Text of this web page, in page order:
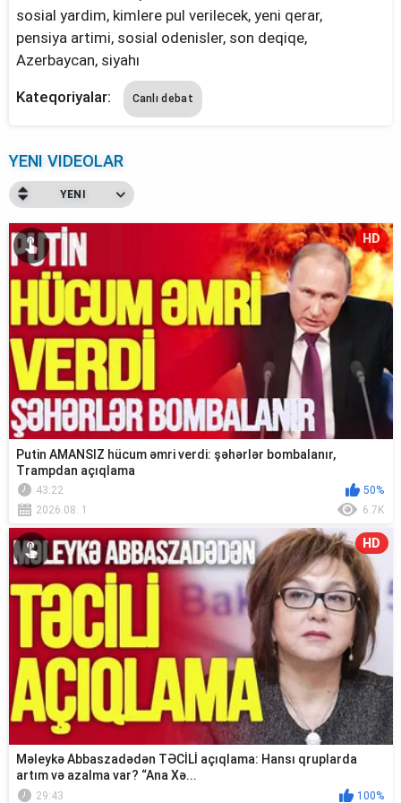
sosial yardim, kimlere pul verilecek, yeni qerar,
pensiya artimi, sosial odenisler, son deqiqe,
Azerbaycan, siyahı
Kateqoriyalar: Canlı debat
YENI VIDEOLAR
YENI
HD
Putin AMANSIZ hücum əmri verdi: şəhərlər bombalanır,
Trampdan açıqlama
43:22
50%
2026.08. 1
6.7K
HD
Məleykə Abbaszadədən TƏCİLİ açıqlama: Hansı qruplarda
artım və azalma var? “Ana Xə...
29:43
100%